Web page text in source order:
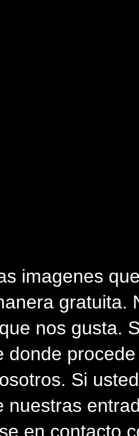
imagenes
gratuita.
nos gusta.
donde
Si
nuestras
en contacto